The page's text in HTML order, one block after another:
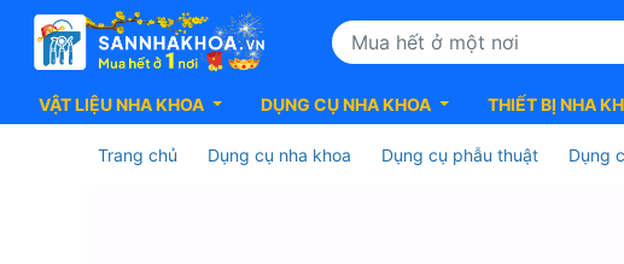
VẬT LIỆU NHA KHOA DỤNG CỤ NHA KHOA THIẾT BỊ NHA
Trang chủ Dụng cụ nha khoa Dụng cụ phẫu thuật Dụng